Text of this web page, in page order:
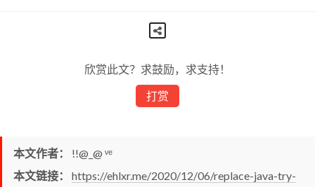
欣赏此文？求鼓励，求支持！
打赏
本文作者：
!!@_@ ᵛᵉ
本文链接：
https://ehlxr.me/2020/12/06/replace-java-try-